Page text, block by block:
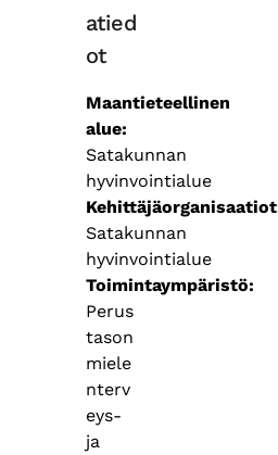
atied
ot
Maantieteellinen
alue
Satakunnan
hyvinvointialue
Kehittäjäorganisaatiot
Satakunnan
hyvinvointialue
Toimintaympäristö
Perus
tason
miele
nterv
eys-
ja